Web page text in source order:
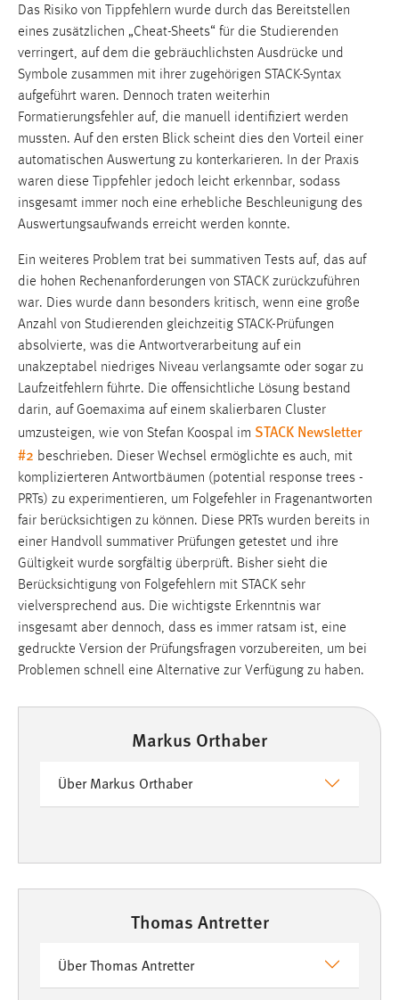
Das Risiko von Tippfehlern wurde durch das Bereitstellen
eines zusätzlichen „Cheat-Sheets“ für die Studierenden
verringert, auf dem die gebräuchlichsten Ausdrücke und
Symbole zusammen mit ihrer zugehörigen STACK-Syntax
aufgeführt waren. Dennoch traten weiterhin
Formatierungsfehler auf, die manuell identifiziert werden
mussten. Auf den ersten Blick scheint dies den Vorteil einer
automatischen Auswertung zu konterkarieren. In der Praxis
waren diese Tippfehler jedoch leicht erkennbar, sodass
insgesamt immer noch eine erhebliche Beschleunigung des
Auswertungsaufwands erreicht werden konnte.
Ein weiteres Problem trat bei summativen Tests auf, das auf
die hohen Rechenanforderungen von STACK zurückzuführen
war. Dies wurde dann besonders kritisch, wenn eine große
Anzahl von Studierenden gleichzeitig STACK-Prüfungen
absolvierte, was die Antwortverarbeitung auf ein
unakzeptabel niedriges Niveau verlangsamte oder sogar zu
Laufzeitfehlern führte. Die offensichtliche Lösung bestand
darin, auf Goemaxima auf einem skalierbaren Cluster
umzusteigen, wie von Stefan Koospal im STACK Newsletter
#2 beschrieben. Dieser Wechsel ermöglichte es auch, mit
komplizierteren Antwortbäumen (potential response trees -
PRTs) zu experimentieren, um Folgefehler in Fragenantworten
fair berücksichtigen zu können. Diese PRTs wurden bereits in
einer Handvoll summativer Prüfungen getestet und ihre
Gültigkeit wurde sorgfältig überprüft. Bisher sieht die
Berücksichtigung von Folgefehlern mit STACK sehr
vielversprechend aus. Die wichtigste Erkenntnis war
insgesamt aber dennoch, dass es immer ratsam ist, eine
gedruckte Version der Prüfungsfragen vorzubereiten, um bei
Problemen schnell eine Alternative zur Verfügung zu haben.
Markus Orthaber
Über Markus Orthaber
Thomas Antretter
Über Thomas Antretter